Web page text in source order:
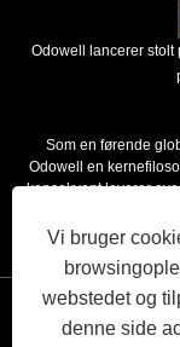
Odowell lancerer stolt
Som en førende
Odowell en
konsekvent leverer
Links
Vi bruger
webstedet og
denne side